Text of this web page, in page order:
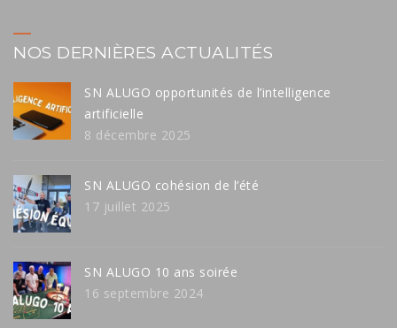
NOS DERNIÈRES ACTUALITÉS
SN ALUGO opportunités de l’intelligence
artificielle
8 décembre 2025
SN ALUGO cohésion de l’été
17 juillet 2025
SN ALUGO 10 ans soirée
16 septembre 2024